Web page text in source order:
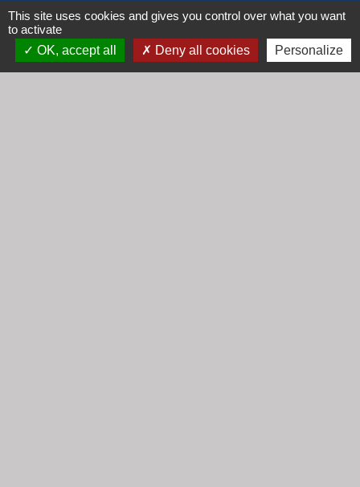
+33 4 74 67 30 55
Contact par formulaire
This site uses cookies and gives you control over what you want
to activate
OK, accept all
Deny all cookies Personalize